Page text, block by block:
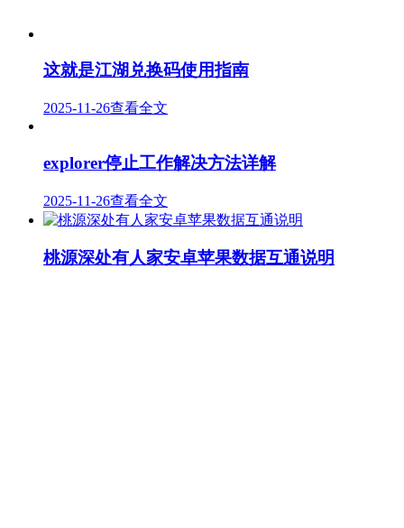
这就是江湖兑换码使用指南
2025-11-26查看全文
explorer停止工作解决方法详解
2025-11-26查看全文
桃源深处有人家安卓苹果数据互通说明